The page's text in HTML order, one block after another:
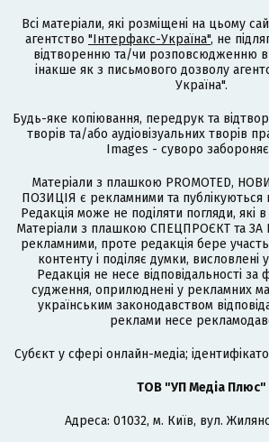
Всі матеріали, які розміщені на цьому
агентство "Інтерфакс-Україна", не
відтворенню та/чи розповсюдженню в
інакше як з письмового дозволу
Україна".
Будь-яке копіювання, передрук та
творів та/або аудіовізуальних творів
Images - суворо
Матеріали з плашкою PROMOTED,
ПОЗИЦІЯ є рекламними та публікуються
Редакція може не поділяти погляди, які
Матеріали з плашкою СПЕЦПРОЄКТ та
рекламними, проте редакція бере участь
контенту і поділяє думки, висловлені
Редакція не несе відповідальності за
судження, оприлюднені у рекламних
українським законодавством
реклами несе
Cубєкт у сфері онлайн-медіа;
ТОВ "УП Медіа Плюс"
Адреса: 01032, м. Київ, вул.